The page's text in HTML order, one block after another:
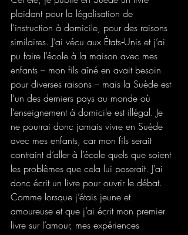
plaidant pour la légalisation de
l’instruction à domicile, pour des raisons
similaires. J’ai vécu aux États‑Unis et j’ai
pu faire l’école à la maison avec mes
enfants – mon fils aîné en avait besoin
pour diverses raisons – mais la Suède est
l’un des derniers pays au monde où
l’enseignement à domicile est illégal. Je
ne pourrai donc jamais vivre en Suède
avec mes enfants, car mon fils serait
contraint d’aller à l’école quels que soient
les problèmes que cela lui poserait. J’ai
donc écrit un livre pour ouvrir le débat.
Comme lorsque j’étais jeune et
amoureuse et que j’ai écrit mon premier
livre sur l’amour, mes expériences